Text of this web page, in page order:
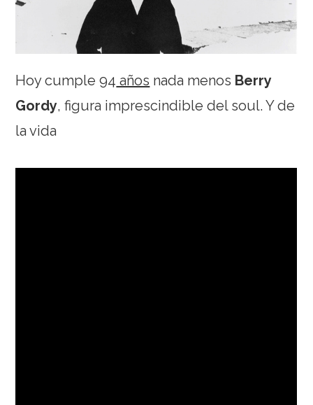
Hoy cumple 94 años nada menos Berry
Gordy, figura imprescindible del soul. Y de
la vida